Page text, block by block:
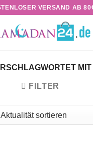
VERSAND AB
FILTER